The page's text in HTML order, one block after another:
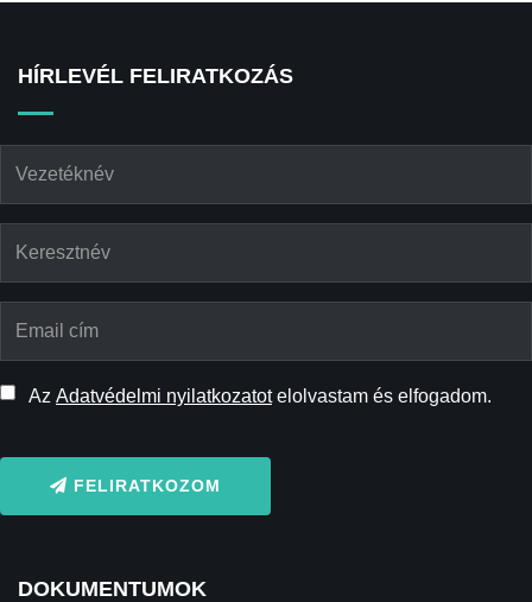
HÍRLEVÉL FELIRATKOZÁS
Az Adatvédelmi nyilatkozatotelolvastam és elfogadom.
FELIRATKOZOM
DOKUMENTUMOK